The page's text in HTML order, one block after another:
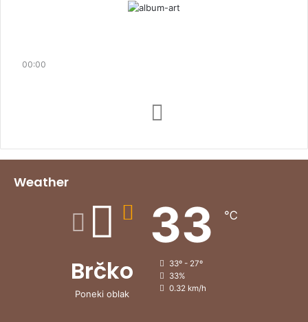
00:00
Weather
Brčko
Poneki oblak
33 ℃
33º - 27º
33%
0.32 km/h